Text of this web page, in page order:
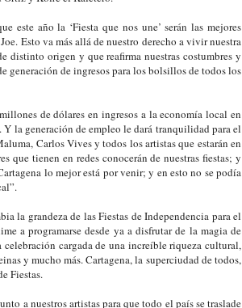
este año la ‘Fiesta que nos une’ serán las mejores
Esto va más allá de nuestro derecho a vivir nuestra
distinto origen y que reafirma nuestras costumbres y
generación de ingresos para los bolsillos de todos los
de dólares en ingresos a la economía local en
la generación de empleo le dará tranquilidad para el
Carlos Vives y todos los artistas que estarán en
que tienen en redes conocerán de nuestras fiestas; y
lo mejor está por venir; y en esto no se podía
la grandeza de las Fiestas de Independencia para el
a programarse desde ya a disfrutar de la magia de
cargada de una increíble riqueza cultural,
y mucho más. Cartagena, la superciudad de todos,
Fiestas.
a nuestros artistas para que todo el país se traslade